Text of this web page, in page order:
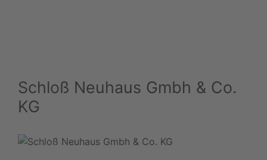
Schloß Neuhaus Gmbh & Co.
KG